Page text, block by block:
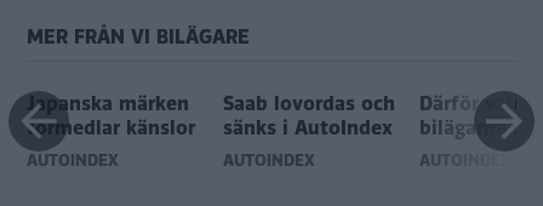
MER FRÅN VI BILÄGARE
Japanska märken
förmedlar känslor
AUTOINDEX
Saab lovordas och
sänks i AutoIndex
AUTOINDEX
Därför valde
bilägarna
AUTOINDEX